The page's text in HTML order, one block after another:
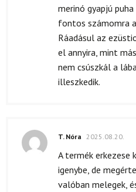
merinó gyapjú
fontos számomra
Ráadásul az
el annyira, mint
nem csúszkál a
illeszkedik.
T. Nóra 2025.08.20.
A termék
igenybe, de
valóban melegek,